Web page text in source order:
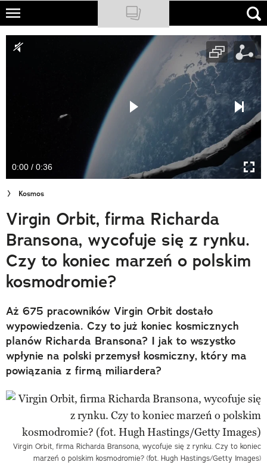
Skip
main
NATIONAL GEOGRAPHIC
Newsletter
Cuda Polski
Wielki Konkurs Fotograficzny
Trendbook Podróżniczy
Polecane
0:00 / 0:36
Kosmos
Virgin Orbit, firma Richarda
Bransona, wycofuje się z rynku.
Czy to koniec marzeń o polskim
kosmodromie?
Aż 675 pracowników Virgin Orbit dostało
wypowiedzenia. Czy to już koniec kosmicznych
planów Richarda Bransona? I jak to wszystko
wpłynie na polski przemysł kosmiczny, który ma
powiązania z firmą miliardera?
Virgin Orbit, firma Richarda Bransona, wycofuje się z rynku. Czy to koniec
marzeń o polskim kosmodromie? (fot. Hugh Hastings/Getty Images)